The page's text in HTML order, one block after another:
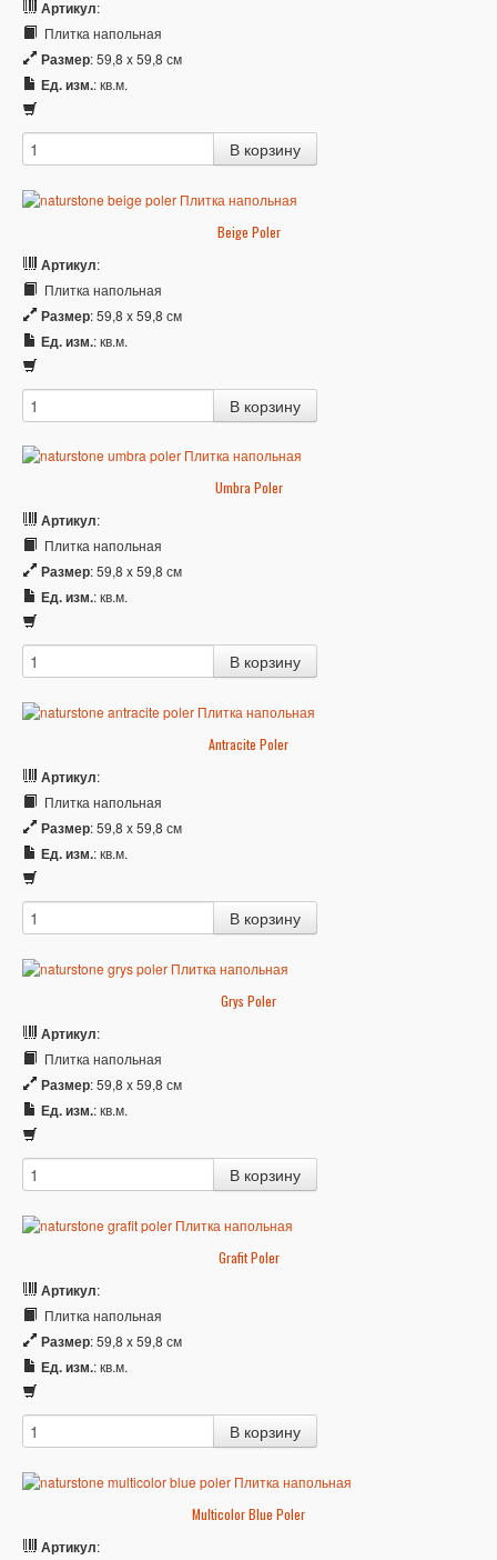
Артикул:
Плитка напольная
Размер: 59,8 x 59,8 см
Ед. изм.: кв.м.
Beige Poler
Артикул:
Плитка напольная
Размер: 59,8 x 59,8 см
Ед. изм.: кв.м.
Umbra Poler
Артикул:
Плитка напольная
Размер: 59,8 x 59,8 см
Ед. изм.: кв.м.
Antracite Poler
Артикул:
Плитка напольная
Размер: 59,8 x 59,8 см
Ед. изм.: кв.м.
Grys Poler
Артикул:
Плитка напольная
Размер: 59,8 x 59,8 см
Ед. изм.: кв.м.
Grafit Poler
Артикул:
Плитка напольная
Размер: 59,8 x 59,8 см
Ед. изм.: кв.м.
Multicolor Blue Poler
Артикул: